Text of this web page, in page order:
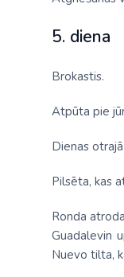
5. diena
Brokastis.
Atpūta pie
Dienas
Pilsēta, kas
Ronda
Guadalevin
Nuevo tilta,